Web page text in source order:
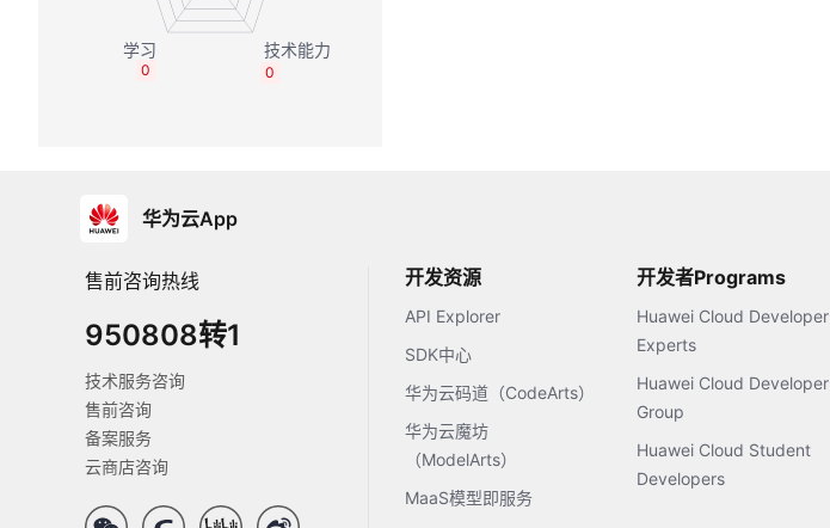
0
0
华为云App
售前咨询热线
950808转1
技术服务咨询
售前咨询
备案服务
云商店咨询
开发资源
API Explorer
SDK中心
华为云码道（CodeArts）
华为云魔坊
（ModelArts）
MaaS模型即服务
开发者Programs
Huawei Cloud Developer
Experts
Huawei Cloud Developer
Group
Huawei Cloud Student
Developers